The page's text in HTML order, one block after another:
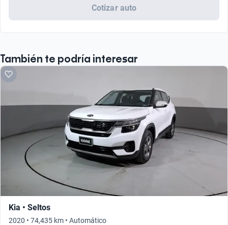
Cotizar auto
También te podría interesar
Kia • Seltos
2020 • 74,435 km • Automático